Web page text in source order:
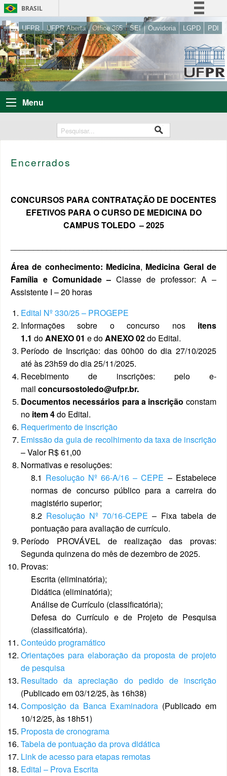
BRASIL
Simplifique!
Comunica BR
Acesso à informação
UFPR UFPR Aberta Office 365 SEI Ouvidoria LGPD PDI
Menu
Encerrados
CONCURSOS PARA CONTRATAÇÃO DE DOCENTES
EFETIVOS PARA O CURSO DE MEDICINA DO
CAMPUS TOLEDO – 2025
Área de conhecimento: Medicina, Medicina Geral de
Família e Comunidade – Classe de professor: A –
Assistente I – 20 horas
Edital Nº 330/25 – PROGEPE
Informações sobre o concurso nos itens
1.1 doANEXO 01 e doANEXO 02do Edital.
Período de Inscrição: das 00h00 do dia 27/10/2025
até às 23h59 do dia 25/11/2025.
Recebimento de inscrições: pelo e-
mail concursostoledo@ufpr.br.
Documentos necessários para a inscrição constam
no item 4do Edital.
Requerimento de inscrição
Emissão da guia de recolhimento da taxa de inscrição
– Valor R$ 61,00
Normativas e resoluções:
8.1 Resolução Nº 66-A/16 – CEPE – Estabelece
normas de concurso público para a carreira do
magistério superior;
8.2 Resolução Nº 70/16-CEPE – Fixa tabela de
pontuação para avaliação de currículo.
Período PROVÁVEL de realização das provas:
Segunda quinzena do mês de dezembro de 2025.
Provas:
Escrita (eliminatória);
Didática (eliminatória);
Análise de Currículo (classificatória);
Defesa do Currículo e de Projeto de Pesquisa
(classificatória).
Conteúdo programático
Orientações para elaboração da proposta de projeto
de pesquisa
Resultado da apreciação do pedido de inscrição
(Publicado em 03/12/25, às 16h38)
Composição da Banca Examinadora (Publicado em
10/12/25, às 18h51)
Proposta de cronograma
Tabela de pontuação da prova didática
Link de acesso para etapas remotas
Edital – Prova Escrita